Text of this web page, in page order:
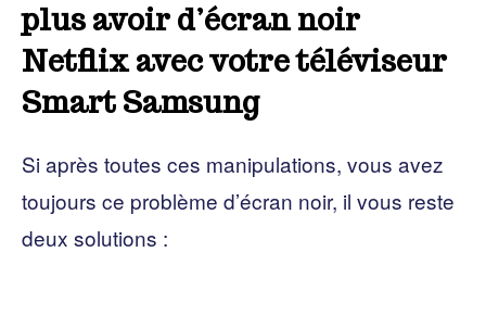
plus avoir d’écran noir
Netflix avec votre téléviseur
Smart Samsung
Si après toutes ces manipulations, vous avez
toujours ce problème d’écran noir, il vous reste
deux solutions :